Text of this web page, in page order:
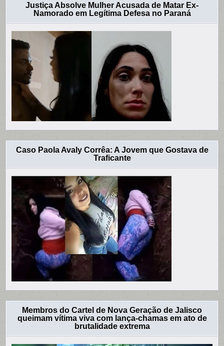
Justiça Absolve Mulher Acusada de Matar Ex-
Namorado em Legítima Defesa no Paraná
Caso Paola Avaly Corrêa: A Jovem que Gostava de
Traficante
Membros do Cartel de Nova Geração de Jalisco
queimam vítima viva com lança-chamas em ato de
brutalidade extrema